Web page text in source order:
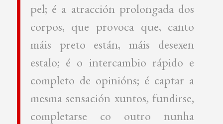
pel; é a atracción prolongada dos
corpos, que provoca que, canto
máis preto están, máis desexen
estalo; é o intercambio rápido e
completo de opinións; é captar a
mesma sensación xuntos, fundirse,
completarse co outro nunha